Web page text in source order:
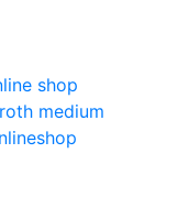
shop
medium